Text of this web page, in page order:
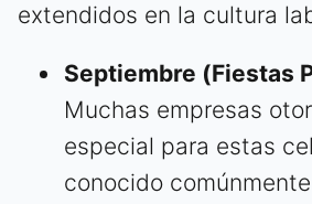
extendidos en la cultura
Septiembre (Fiestas
Muchas empresas
especial para estas
conocido